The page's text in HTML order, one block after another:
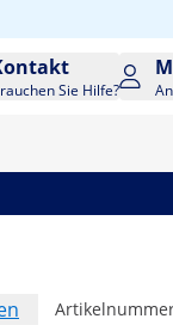
Sie Hilfe?